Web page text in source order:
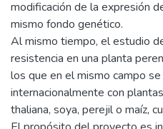
modificación de la expresión
mismo fondo genético.
Al mismo tiempo, el estudio
resistencia en una planta
los que en el mismo campo
internacionalmente con
thaliana, soya, perejil o maíz,